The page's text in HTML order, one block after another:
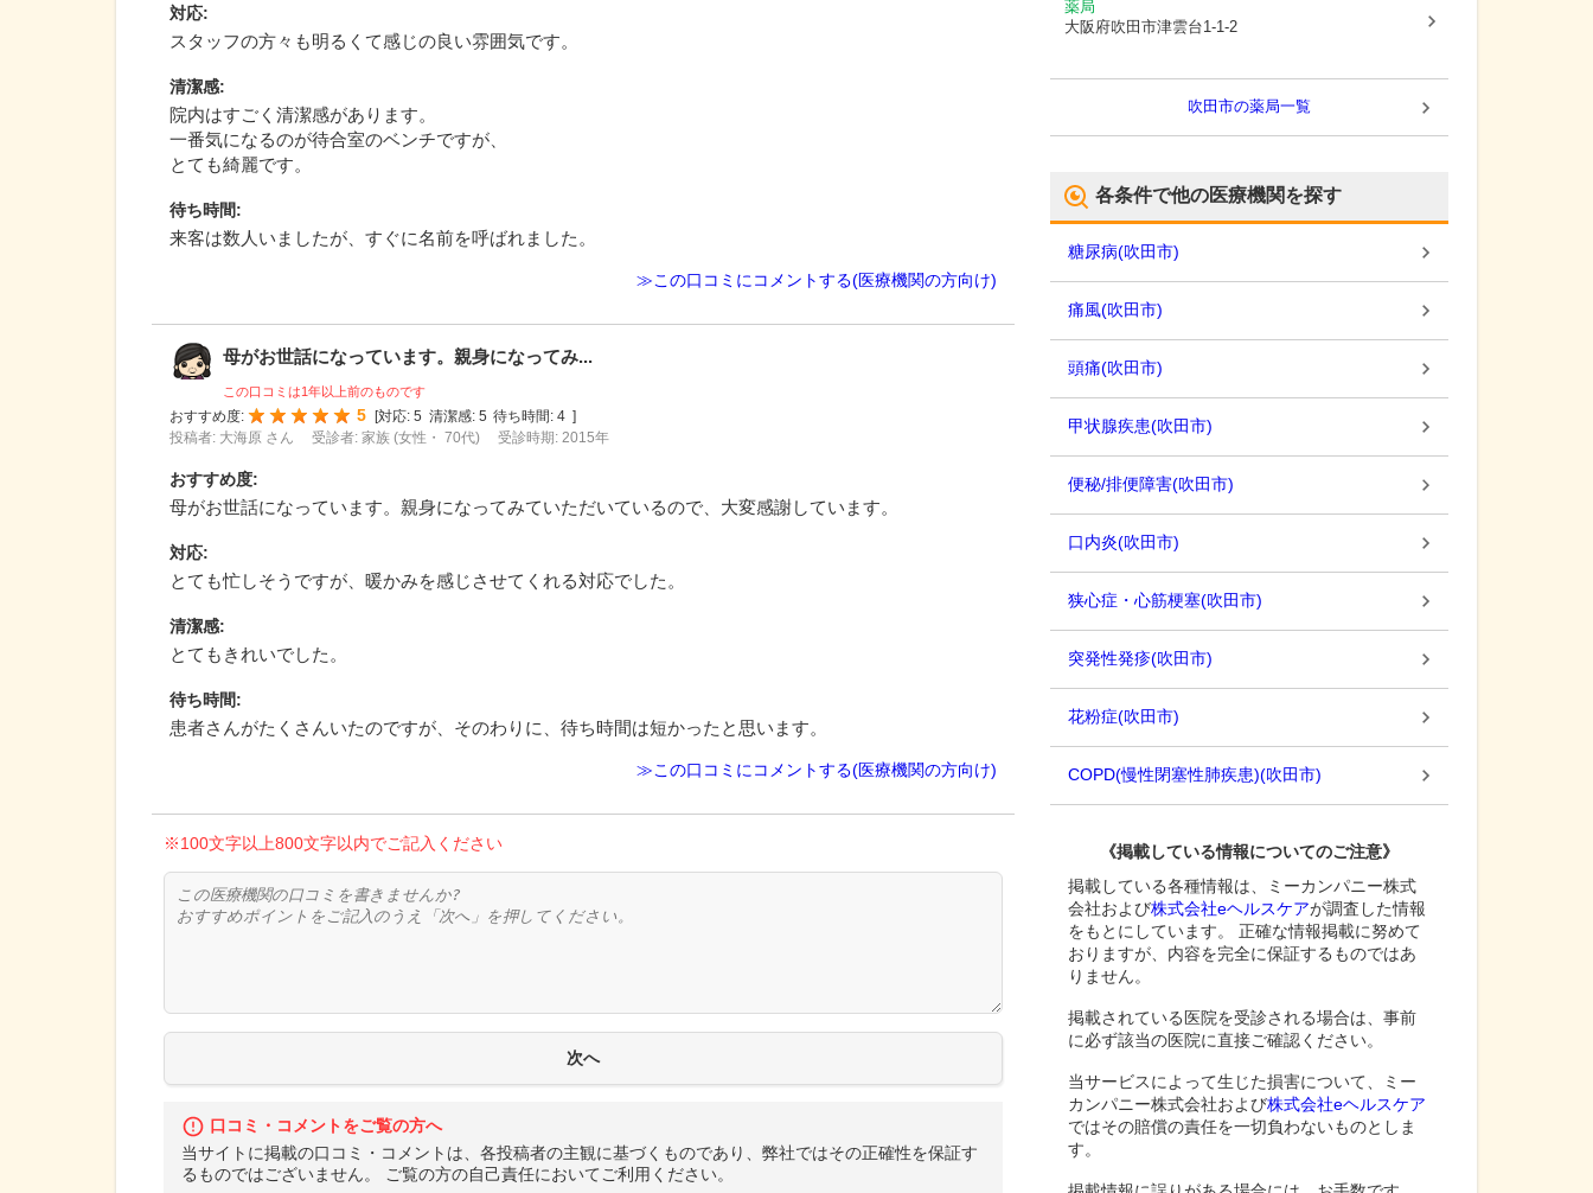
対応:
スタッフの方々も明るくて感じの良い雰囲気です。
清潔感:
院内はすごく清潔感があります。
一番気になるのが待合室のベンチですが、
とても綺麗です。
待ち時間:
来客は数人いましたが、すぐに名前を呼ばれました。
≫この口コミにコメントする(医療機関の方向け)
母がお世話になっています。親身になってみ...
この口コミは1年以上前のものです
おすすめ度:
5 [対応: 5 清潔感: 5 待ち時間: 4 ]
投稿者: 大海原 さん
受診者: 家族 (女性・ 70代) 受診時期: 2015年
おすすめ度:
母がお世話になっています。親身になってみていただいているので、大変感謝しています。
対応:
とても忙しそうですが、暖かみを感じさせてくれる対応でした。
清潔感:
とてもきれいでした。
待ち時間:
患者さんがたくさんいたのですが、そのわりに、待ち時間は短かったと思います。
≫この口コミにコメントする(医療機関の方向け)
※100文字以上800文字以内でご記入ください
口コミ・コメントをご覧の方へ
当サイトに掲載の口コミ・コメントは、各投稿者の主観に基づくものであり、弊社ではその正確性を保証す
るものではございません。 ご覧の方の自己責任においてご利用ください。
薬局
大阪府吹田市津雲台1-1-2
吹田市の薬局一覧
各条件で他の医療機関を探す
糖尿病(吹田市)
痛風(吹田市)
頭痛(吹田市)
甲状腺疾患(吹田市)
便秘/排便障害(吹田市)
口内炎(吹田市)
狭心症・心筋梗塞(吹田市)
突発性発疹(吹田市)
花粉症(吹田市)
COPD(慢性閉塞性肺疾患)(吹田市)
《掲載している情報についてのご注意》
掲載している各種情報は、ミーカンパニー株式
会社および株式会社eヘルスケアが調査した情報
をもとにしています。 正確な情報掲載に努めて
おりますが、内容を完全に保証するものではあ
りません。
掲載されている医院を受診される場合は、事前
に必ず該当の医院に直接ご確認ください。
当サービスによって生じた損害について、ミー
カンパニー株式会社および株式会社eヘルスケア
ではその賠償の責任を一切負わないものとしま
す。